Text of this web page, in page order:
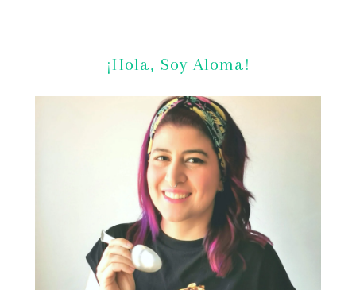
¡Hola, Soy Aloma!